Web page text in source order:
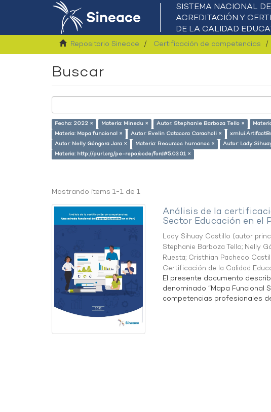
Repositorio Sineace Certificación de competencias
Buscar
Fecha: 2022 × Materia: Minedu × Autor: Stephanie Barboza Tello ×
Materia: Mapa funcional ×
Autor: Evelin Catacora Caracholi ×
Autor: Nelly Góngora Jara ×
Materia: Recursos humanos × Autor: Lady
Materia: http://purl.org/pe-repo/ocde/ford#5.03.01 ×
Mostrando ítems 1-1 de 1
Análisis de la
Sector Educación en el
Lady Sihuay Castillo (autor
Stephanie Barboza Tello; Nelly
Ruesta; Cristhian Pacheco
Certificación de la Calidad
El presente documento
denominado “Mapa Funcional
competencias profesionales